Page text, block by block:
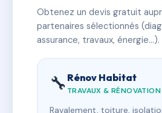
Obtenez un devis gratuit
partenaires sélectionnés
assurance, travaux, énergie…).
🔧 Rénov Habitat
TRAVAUX & RÉNOVATION
Ravalement, toiture,